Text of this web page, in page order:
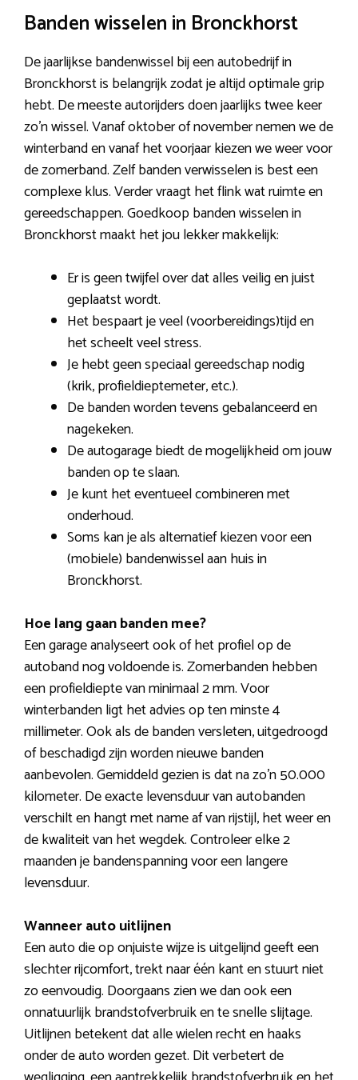
Banden wisselen in Bronckhorst
De jaarlijkse bandenwissel bij een autobedrijf in
Bronckhorst is belangrijk zodat je altijd optimale grip
hebt. De meeste autorijders doen jaarlijks twee keer
zo’n wissel. Vanaf oktober of november nemen we de
winterband en vanaf het voorjaar kiezen we weer voor
de zomerband. Zelf banden verwisselen is best een
complexe klus. Verder vraagt het flink wat ruimte en
gereedschappen. Goedkoop banden wisselen in
Bronckhorst maakt het jou lekker makkelijk:
Er is geen twijfel over dat alles veilig en juist
geplaatst wordt.
Het bespaart je veel (voorbereidings)tijd en
het scheelt veel stress.
Je hebt geen speciaal gereedschap nodig
(krik, profieldieptemeter, etc.).
De banden worden tevens gebalanceerd en
nagekeken.
De autogarage biedt de mogelijkheid om jouw
banden op te slaan.
Je kunt het eventueel combineren met
onderhoud.
Soms kan je als alternatief kiezen voor een
(mobiele) bandenwissel aan huis in
Bronckhorst.
Hoe lang gaan banden mee?
Een garage analyseert ook of het profiel op de
autoband nog voldoende is. Zomerbanden hebben
een profieldiepte van minimaal 2 mm. Voor
winterbanden ligt het advies op ten minste 4
millimeter. Ook als de banden versleten, uitgedroogd
of beschadigd zijn worden nieuwe banden
aanbevolen. Gemiddeld gezien is dat na zo’n 50.000
kilometer. De exacte levensduur van autobanden
verschilt en hangt met name af van rijstijl, het weer en
de kwaliteit van het wegdek. Controleer elke 2
maanden je bandenspanning voor een langere
levensduur.
Wanneer auto uitlijnen
Een auto die op onjuiste wijze is uitgelijnd geeft een
slechter rijcomfort, trekt naar één kant en stuurt niet
zo eenvoudig. Doorgaans zien we dan ook een
onnatuurlijk brandstofverbruik en te snelle slijtage.
Uitlijnen betekent dat alle wielen recht en haaks
onder de auto worden gezet. Dit verbetert de